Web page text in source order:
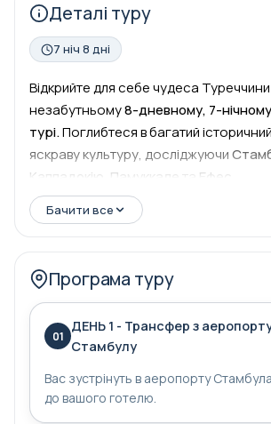
Деталі туру
7 ніч 8 дні
Відкрийте для себе чудеса
незабутньому8-дневному, 7-
турі.Поглибтеся в багатий
яскраву культуру, досліджуючи
Каппадокію, Памуккале
Ефес.
Бачити все
Програма туру
01
ДЕНЬ 1 - Трансфер з
Стамбулу
Вас зустрінуть в аеропорту Стамбула
до вашого готелю.